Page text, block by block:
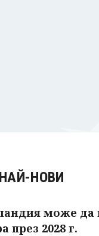
НАЙ-НОВИ
може да
през 2028 г.